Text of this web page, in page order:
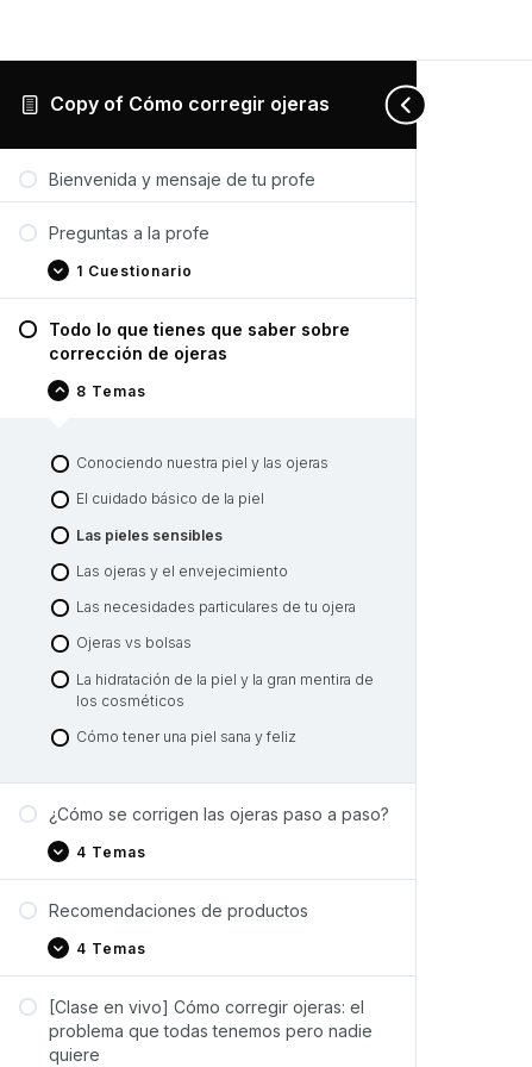
Copy of Cómo corregir ojeras
Bienvenida y mensaje de tu profe
Preguntas a la profe
a
1 Cuestionario
Todo lo que tienes que saber sobre
corrección de ojeras
lo
que
saber
sobre
corrección
de
8 Temas
Conociendo nuestra piel y las ojeras
El cuidado básico de la piel
Las pieles sensibles
Las ojeras y el envejecimiento
Las necesidades particulares de tu ojera
Ojeras vs bolsas
La hidratación de la piel y la gran mentira de
los cosméticos
Cómo tener una piel sana y feliz
¿Cómo se corrigen las ojeras paso a paso?
se
ojeras
paso
a
paso?
4 Temas
Recomendaciones de productos
de
4 Temas
[Clase en vivo] Cómo corregir ojeras: el
problema que todas tenemos pero nadie
quiere